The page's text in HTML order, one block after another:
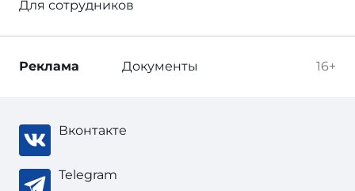
Для сотрудников
16+
Реклама Документы
Вконтакте
Telegram